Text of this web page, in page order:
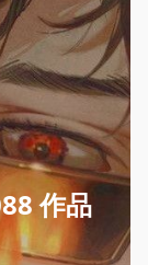
作品